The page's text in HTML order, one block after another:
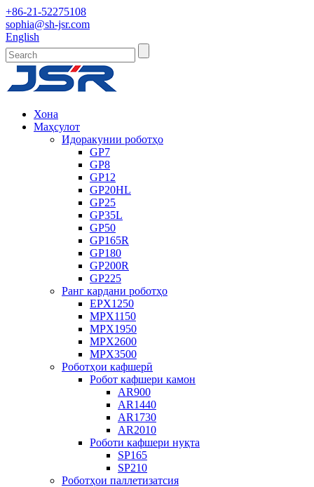
+86-21-52275108
sophia@sh-jsr.com
English
Хона
Маҳсулот
Идоракунии роботҳо
GP7
GP8
GP12
GP20HL
GP25
GP35L
GP50
GP165R
GP180
GP200R
GP225
Ранг кардани роботҳо
EPX1250
MPX1150
MPX1950
MPX2600
MPX3500
Роботҳои кафшерӣ
Робот кафшери камон
AR900
AR1440
AR1730
AR2010
Роботи кафшери нуқта
SP165
SP210
Роботҳои паллетизатсия